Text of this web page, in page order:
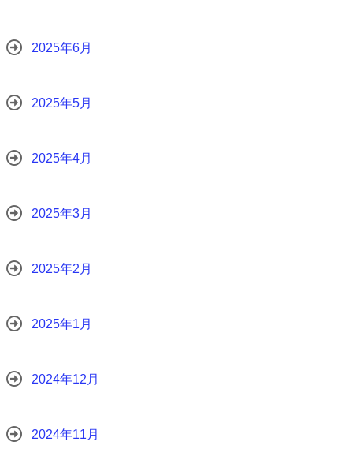
2025年6月
2025年5月
2025年4月
2025年3月
2025年2月
2025年1月
2024年12月
2024年11月